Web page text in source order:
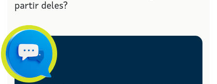
partir deles?